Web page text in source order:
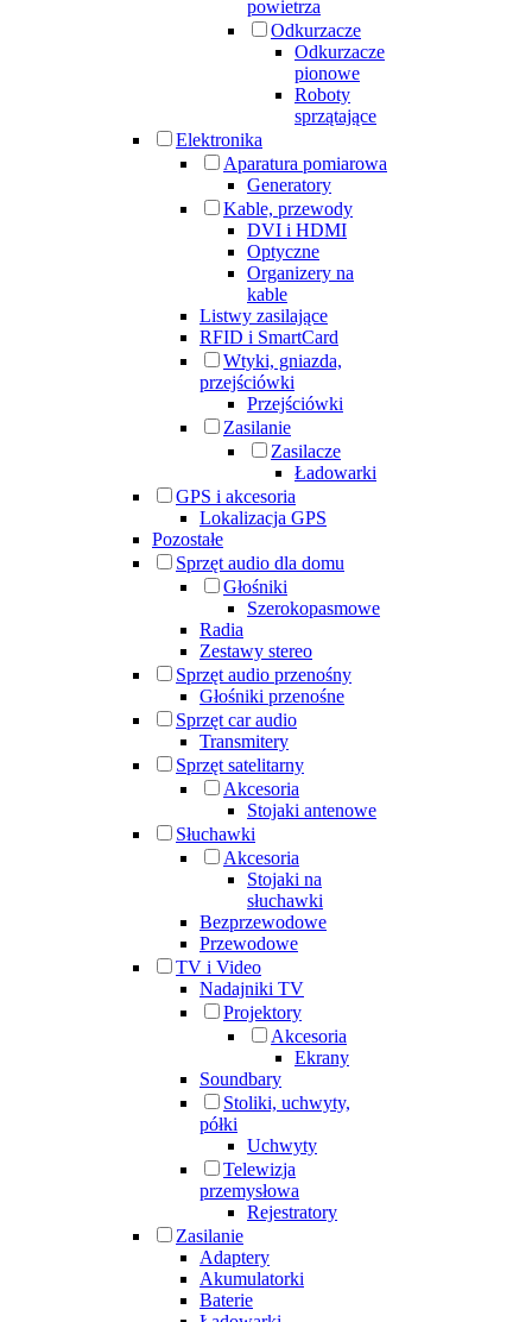
powietrza
Odkurzacze
Odkurzacze
pionowe
Roboty
sprzątające
Elektronika
Aparatura pomiarowa
Generatory
Kable, przewody
DVI i HDMI
Optyczne
Organizery na
kable
Listwy zasilające
RFID i SmartCard
Wtyki, gniazda,
przejściówki
Przejściówki
Zasilanie
Zasilacze
Ładowarki
GPS i akcesoria
Lokalizacja GPS
Pozostałe
Sprzęt audio dla domu
Głośniki
Szerokopasmowe
Radia
Zestawy stereo
Sprzęt audio przenośny
Głośniki przenośne
Sprzęt car audio
Transmitery
Sprzęt satelitarny
Akcesoria
Stojaki antenowe
Słuchawki
Akcesoria
Stojaki na
słuchawki
Bezprzewodowe
Przewodowe
TV i Video
Nadajniki TV
Projektory
Akcesoria
Ekrany
Soundbary
Stoliki, uchwyty,
półki
Uchwyty
Telewizja
przemysłowa
Rejestratory
Zasilanie
Adaptery
Akumulatorki
Baterie